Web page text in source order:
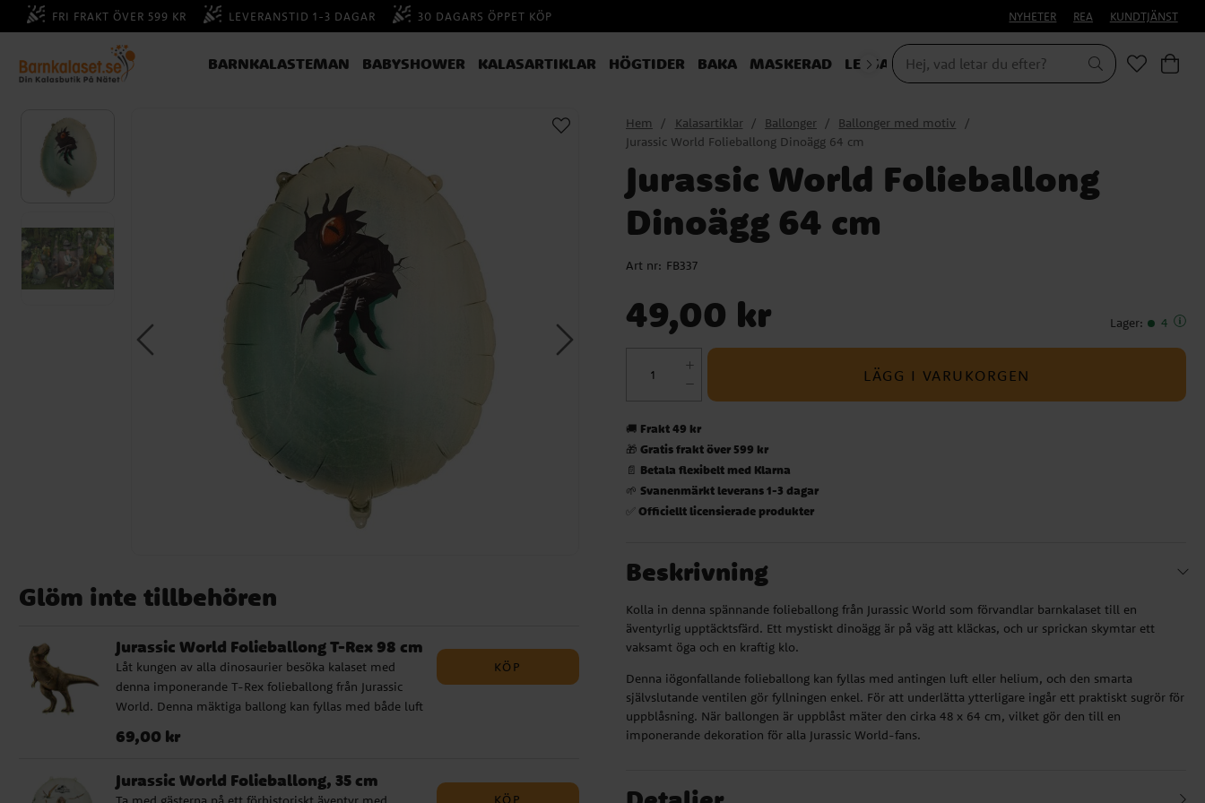
FRI FRAKT ÖVER 599 KR LEVERANSTID 1-3 DAGAR 30 DAGARS ÖPPET KÖP NYHETER REA KUNDTJÄNST
BARNKALASTEMAN BABYSHOWER KALASARTIKLAR HÖGTIDER BAKA MASKERAD LEKSAKER & PRESENTER
Glöm inte tillbehören
Jurassic World Folieballong T-Rex 98 cm
Låt kungen av alla dinosaurier besöka kalaset med
denna imponerande T-Rex folieballong från Jurassic
World. Denna mäktiga ballong kan fyllas med både luft
den enkel att hantera. Ett praktiskt sugrör för
din T-Rex redo för fest. När den är uppblåst mäter den
Pris :69,00 kr
69,00 kr
KÖP
Jurassic World Folieballong, 35 cm
KÖP
Hem Kalasartiklar Ballonger
Ballonger med motiv
Jurassic World Folieballong Dinoägg 64 cm
Jurassic World Folieballong
Dinoägg 64 cm
Art nr: FB337
49,00 kr Lager: 4
LÄGG I VARUKORGEN
🚚 Frakt 49 kr
🎁Gratis frakt över 599 kr
📄 Betala flexibelt med Klarna
🌱Svanenmärkt leverans 1-3 dagar
✅Officiellt licensierade produkter
Beskrivning
Kolla in denna spännande folieballong från Jurassic World som förvandlar barnkalaset till en
äventyrlig upptäcktsfärd. Ett mystiskt dinoägg är på väg att kläckas, och ur sprickan skymtar ett
vaksamt öga och en kraftig klo.
Denna iögonfallande folieballong kan fyllas med antingen luft eller helium, och den smarta
självslutande ventilen gör fyllningen enkel. För att underlätta ytterligare ingår ett praktiskt sugrör för
uppblåsning. När ballongen är uppblåst mäter den cirka 48 x 64 cm, vilket gör den till en
imponerande dekoration för alla Jurassic World-fans.